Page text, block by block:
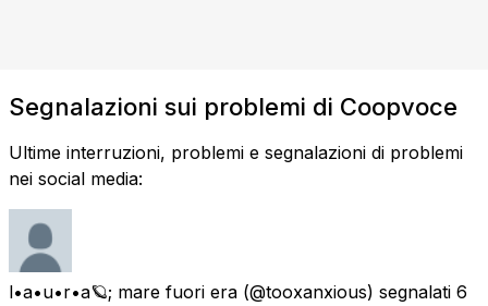
Segnalazioni sui problemi di Coopvoce
Ultime interruzioni, problemi e segnalazioni di problemi
nei social media:
l•a•u•r•a🪐; mare fuori era (@tooxanxious) segnalati 6